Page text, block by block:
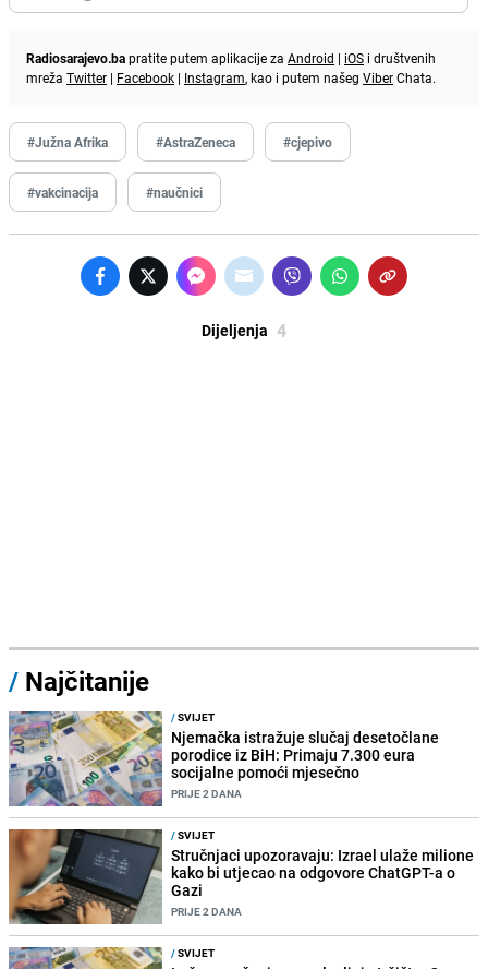
Radiosarajevo.bapratite putem aplikacije za Android | iOS i društvenih
mreža Twitter | Facebook | Instagram, kao i putem našeg ViberChata.
#Južna Afrika #AstraZeneca #cjepivo
#vakcinacija #naučnici
Dijeljenja 4
/ Najčitanije
/SVIJET
Njemačka istražuje slučaj desetočlane
porodice iz BiH: Primaju 7.300 eura
socijalne pomoći mjesečno
PRIJE 2 DANA
/SVIJET
Stručnjaci upozoravaju: Izrael ulaže milione
kako bi utjecao na odgovore ChatGPT-a o
Gazi
PRIJE 2 DANA
/SVIJET